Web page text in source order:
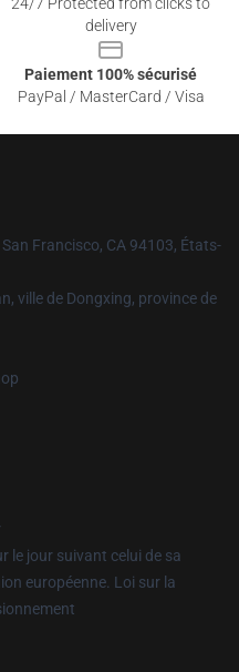
delivery
Paiement 100% sécurisé
PayPal / MasterCard / Visa
Francisco, CA 94103, États-
ville de Dongxing, province de
le jour suivant celui de sa
européenne. Loi sur la